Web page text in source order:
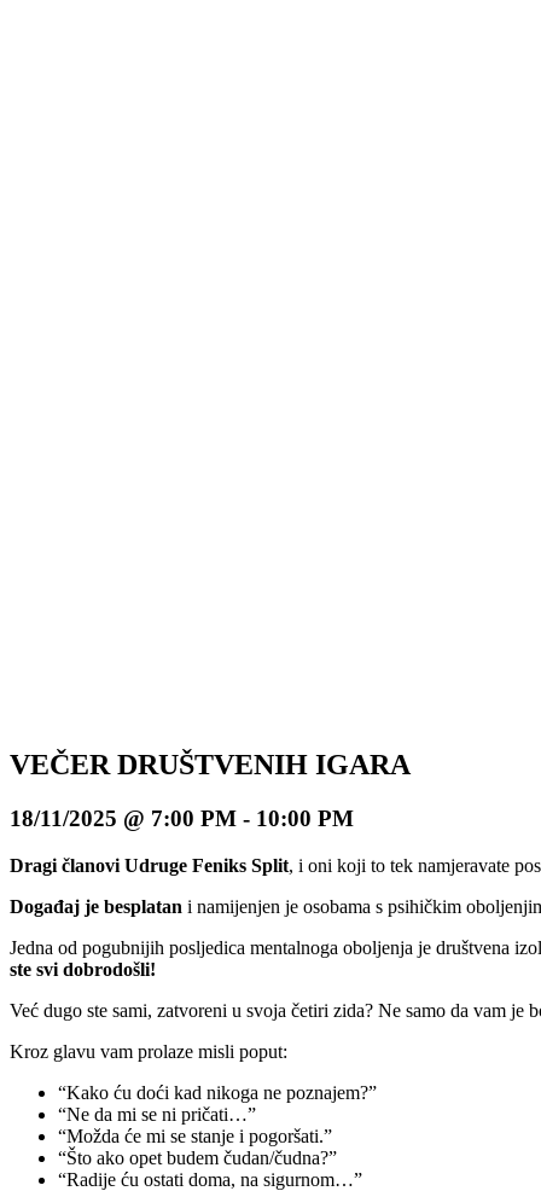
VEČER DRUŠTVENIH IGARA
18/11/2025 @ 7:00 PM - 10:00 PM
Dragi članovi Udruge Feniks Split, i oni koji to tek namjeravate
Događaj je besplatan i namijenjen je osobama s psihičkim
Jedna od pogubnijih posljedica mentalnoga oboljenja je društvena
ste svi dobrodošli!
Već dugo ste sami, zatvoreni u svoja četiri zida? Ne samo da vam
Kroz glavu vam prolaze misli poput:
“Kako ću doći kad nikoga ne poznajem?”
“Ne da mi se ni pričati…”
“Možda će mi se stanje i pogoršati.”
“Što ako opet budem čudan/čudna?”
“Radije ću ostati doma, na sigurnom…”